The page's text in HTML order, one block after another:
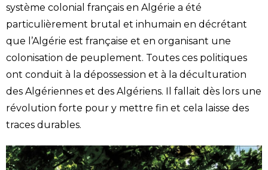
système colonial français en Algérie a été
particulièrement brutal et inhumain en décrétant
que l’Algérie est française et en organisant une
colonisation de peuplement. Toutes ces politiques
ont conduit à la dépossession et à la déculturation
des Algériennes et des Algériens. Il fallait dès lors une
révolution forte pour y mettre fin et cela laisse des
traces durables.